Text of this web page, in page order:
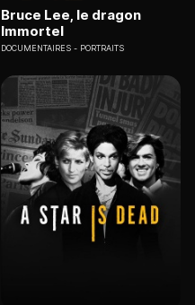
Bruce Lee, le dragon
Immortel
DOCUMENTAIRES PORTRAITS